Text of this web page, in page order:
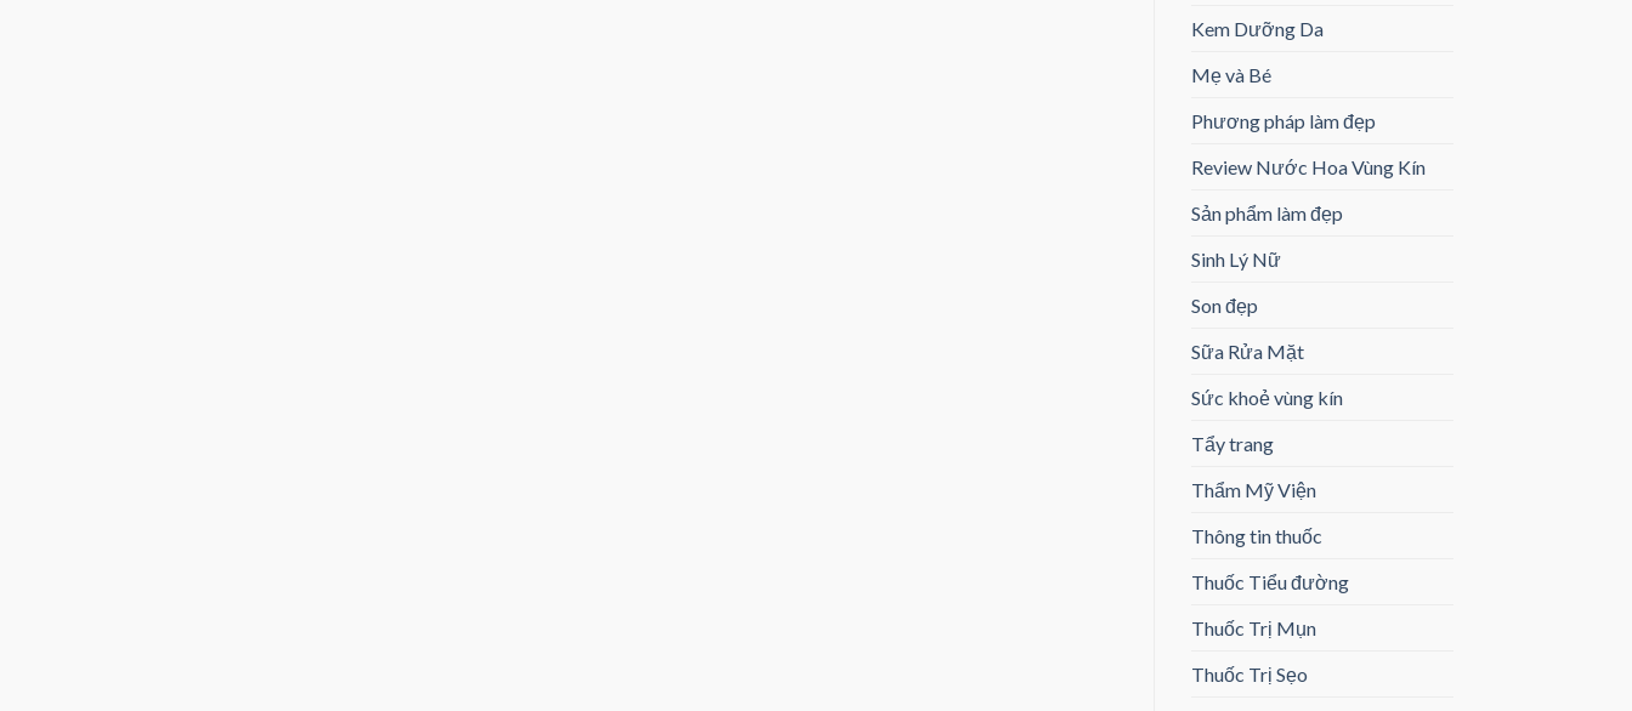
Kem Dưỡng Da
Mẹ và Bé
Phương pháp làm đẹp
Review Nước Hoa Vùng Kín
Sản phẩm làm đẹp
Sinh Lý Nữ
Son đẹp
Sữa Rửa Mặt
Sức khoẻ vùng kín
Tẩy trang
Thẩm Mỹ Viện
Thông tin thuốc
Thuốc Tiểu đường
Thuốc Trị Mụn
Thuốc Trị Sẹo